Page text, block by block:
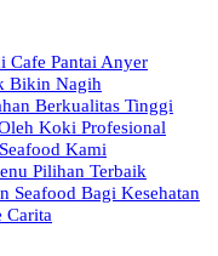
Cafe Pantai Anyer
Bikin Nagih
Berkualitas Tinggi
Koki Profesional
Kami
Pilihan Terbaik
Seafood Bagi Kesehatan
Carita